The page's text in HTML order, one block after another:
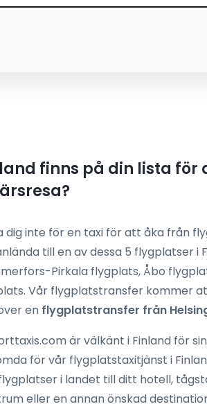
finns på din lista för
dig inte för en taxi för att åka från
till en av dessa 5 flygplatser i
Pirkala flygplats, Åbo
Vår flygplatstransfer kommer
en flygplatstransfer från
är välkänt i Finland för
för vår flygplatstaxitjänst i
i landet till ditt hotell,
eller en annan önskad